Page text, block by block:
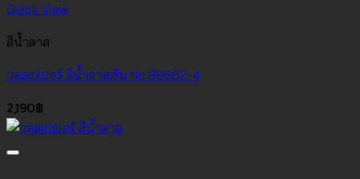
Quick View
สีน้ำตาล
วอลเปเปอร์ สีน้ำตาลเข้ม No.88662-4
2,190฿